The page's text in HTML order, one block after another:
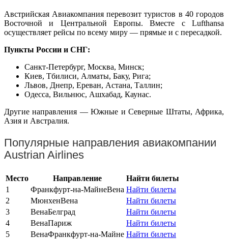
Австрийская Авиакомпания перевозит туристов в 40 городов
Восточной и Центральной Европы. Вместе с Lufthansa
осуществляет рейсы по всему миру — прямые и с пересадкой.
Пункты России и СНГ:
Санкт-Петербург, Москва, Минск;
Киев, Тбилиси, Алматы, Баку, Рига;
Львов, Днепр, Ереван, Астана, Таллин;
Одесса, Вильнюс, Ашхабад, Каунас.
Другие направления — Южные и Северные Штаты, Африка,
Азия и Австралия.
Популярные направления авиакомпании
Austrian Airlines
Место Направление
Найти билеты
1
Франкфурт-на-МайнеВена Найти билеты
2
МюнхенВена
Найти билеты
3
ВенаБелград
Найти билеты
4
ВенаПариж
Найти билеты
5
ВенаФранкфурт-на-Майне Найти билеты